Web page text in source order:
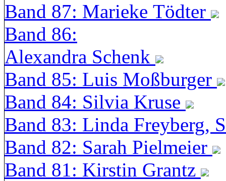
Band 87: Marieke Tödter
Band 86:
Alexandra Schenk
Band 85: Luis Moßburger
Band 84: Silvia Kruse
Band 83: Linda Freyberg,
Band 82: Sarah Pielmeier
Band 81: Kirstin Grantz